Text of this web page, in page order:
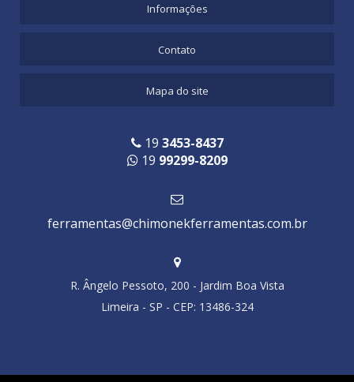
Informações
Contato
Mapa do site
19 3453-8437
19 99299-8209
ferramentas@chimonekferramentas.com.br
R. Ângelo Pessoto, 200 - Jardim Boa Vista
Limeira - SP - CEP: 13486-324